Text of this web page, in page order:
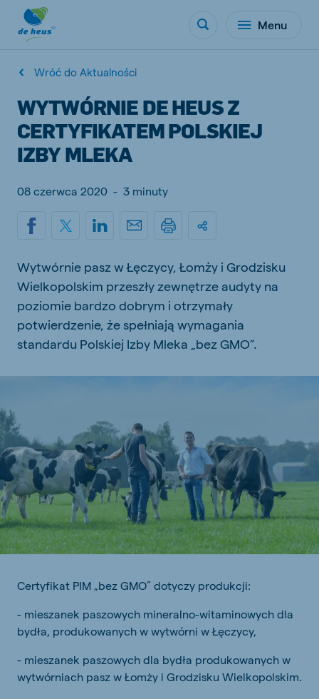
Menu
Wróć do Aktualności
WYTWÓRNIE DE HEUS Z
CERTYFIKATEM POLSKIEJ
IZBY MLEKA
08 czerwca 2020 - 3 minuty
Wytwórnie pasz w Łęczycy, Łomży i Grodzisku
Wielkopolskim przeszły zewnętrze audyty na
poziomie bardzo dobrym i otrzymały
potwierdzenie, że spełniają wymagania
standardu Polskiej Izby Mleka „bez GMO”.
Certyfikat PIM „bez GMO” dotyczy produkcji:
- mieszanek paszowych mineralno-witaminowych dla
bydła, produkowanych w wytwórni w Łęczycy,
- mieszanek paszowych dla bydła produkowanych w
wytwórniach pasz w Łomży i Grodzisku Wielkopolskim.